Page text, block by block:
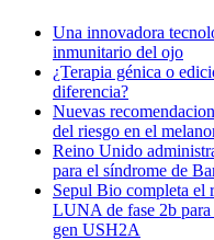
Una innovadora
inmunitario del ojo
¿Terapia génica o
diferencia?
Nuevas
del riesgo en el
Reino Unido
para el síndrome de
Sepul Bio completa el
LUNA de fase 2b para
gen USH2A